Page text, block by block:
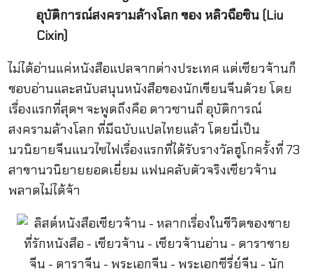
อุบัติการณ์สงครามล้างโลก ของ หลิวฉือซิน (Liu
Cixin)
ไม่ได้อ่านแค่หนังสือแปลจากต่างประเทศ แต่เซียวจ้านก็
ชอบอ่านและสนับสนุนหนังสือของนักเขียนจีนด้วย โดย
เรื่องแรกที่สุดฯ จะพูดถึงคือ ดาวซานถี่ อุบัติการณ์
สงครามล้างโลก ที่มีฉบับแปลไทยแล้ว โดยนี่เป็น
นวนิยายจีนแนวไซไฟเรื่องแรกที่ได้รับรางวัลฮูโกครั้งที่ 73
สาขานวนิยายยอดเยี่ยม แฟนคลับตัวจริงเซียวจ้าน
พลาดไม่ได้จ้า